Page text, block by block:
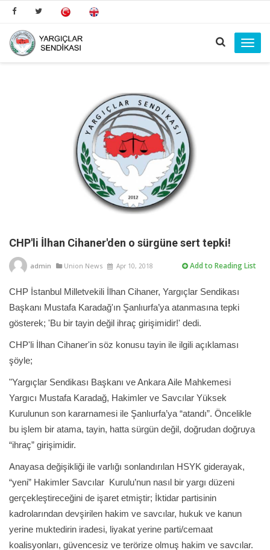
CHP'li İlhan Cihaner'den o sürgüne sert tepki!
admin Union News Apr 10, 2018 Add to Reading List
CHP İstanbul Milletvekili İlhan Cihaner, Yargıçlar Sendikası
Başkanı Mustafa Karadağ'ın Şanlıurfa’ya atanmasına tepki
gösterek; 'Bu bir tayin değil ihraç girişimidir!' dedi.
CHP'li İlhan Cihaner'in söz konusu tayin ile ilgili açıklaması
şöyle;
"Yargıçlar Sendikası Başkanı ve Ankara Aile Mahkemesi
Yargıcı Mustafa Karadağ, Hakimler ve Savcılar Yüksek
Kurulunun son kararnamesi ile Şanlıurfa’ya “atandı”. Öncelikle
bu işlem bir atama, tayin, hatta sürgün değil, doğrudan doğruya
“ihraç” girişimidir.
Anayasa değişikliği ile varlığı sonlandırılan HSYK giderayak,
“yeni” Hakimler Savcılar Kurulu’nun nasıl bir yargı düzeni
gerçekleştireceğini de işaret etmiştir; İktidar partisinin
kadrolarından devşirilen hakim ve savcılar, hukuk ve kanun
yerine muktedirin iradesi, liyakat yerine parti/cemaat
koalisyonları, güvencesiz ve terörize olmuş hakim ve savcılar.